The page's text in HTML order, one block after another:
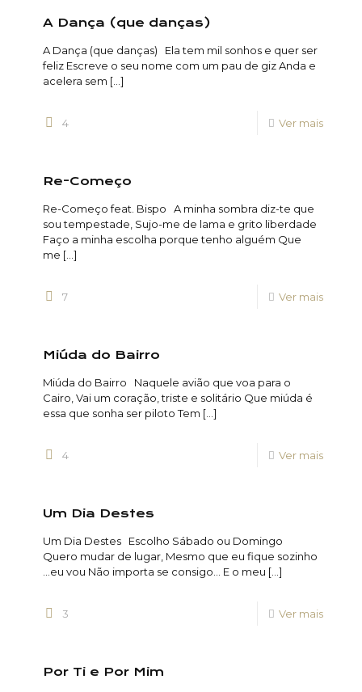
A Dança (que danças)
A Dança (que danças) Ela tem mil sonhos e quer ser
feliz Escreve o seu nome com um pau de giz Anda e
acelera sem […]
4 Ver mais
Re-Começo
Re-Começo feat. Bispo A minha sombra diz-te que
sou tempestade, Sujo-me de lama e grito liberdade
Faço a minha escolha porque tenho alguém Que
me […]
7 Ver mais
Miúda do Bairro
Miúda do Bairro Naquele avião que voa para o
Cairo, Vai um coração, triste e solitário Que miúda é
essa que sonha ser piloto Tem […]
4 Ver mais
Um Dia Destes
Um Dia Destes Escolho Sábado ou Domingo
Quero mudar de lugar, Mesmo que eu fique sozinho
…eu vou Não importa se consigo… E o meu […]
3 Ver mais
Por Ti e Por Mim